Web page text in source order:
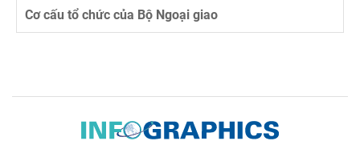
Cơ cấu tổ chức của Bộ Ngoại giao